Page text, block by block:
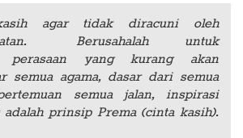
agar tidak diracuni oleh
Berusahalah untuk
perasaan yang kurang akan
semua agama, dasar dari semua
semua jalan, inspirasi
prinsip Prema (cinta kasih).